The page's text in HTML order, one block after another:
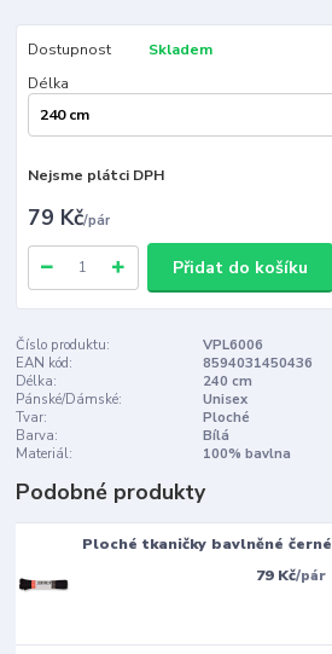
Dostupnost
Skladem
Délka
Nejsme plátci DPH
79 Kč/pár
Přidat do košíku
Číslo produktu:
VPL6006
EAN kód:
8594031450436
Délka:
240 cm
Pánské/Dámské:
Unisex
Tvar:
Ploché
Barva:
Bílá
Materiál:
100% bavlna
Podobné produkty
Ploché tkaničky bavlněné černé
79 Kč/pár